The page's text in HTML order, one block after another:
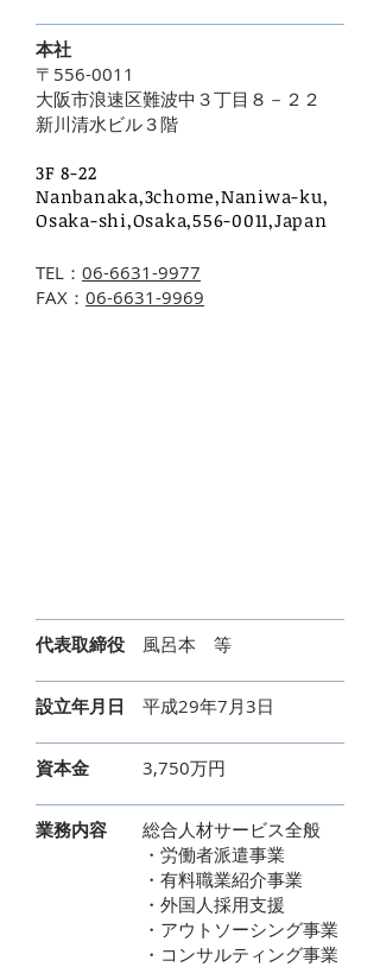
本社
〒556-0011
大阪市浪速区難波中３丁目８－２２
新川清水ビル３階
​3F 8-22
Nanbanaka,3chome,Naniwa-ku,
Osaka-shi,Osaka,556-0011,Japan
TEL： 06-6631-9977
​FAX： 06-6631-9969
代表取締役 風呂本 等
設立年月日 平成29年7月3日
資本金 3,750万円
業務内容 総合人材サービス全般
・労働者派遣事業
・有料職業紹介事業
・外国人採用支援
・アウトソーシング事業
・コンサルティング事業